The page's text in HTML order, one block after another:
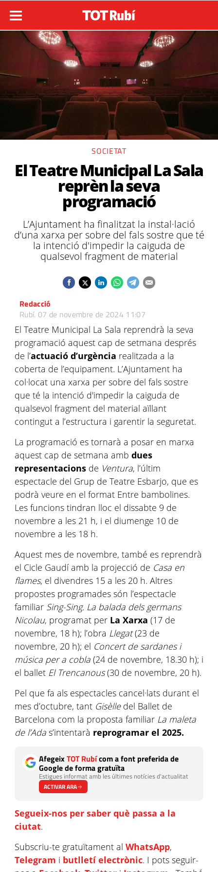
SOCIETAT
El Teatre Municipal La Sala
reprèn la seva
programació
L’Ajuntament ha finalitzat la instal·lació
d’una xarxa per sobre del fals sostre que té
la intenció d'impedir la caiguda de
qualsevol fragment de material
Redacció
Rubí. 07 de novembre de 2024 11:07
El Teatre Municipal La Sala reprendrà la seva
programació aquest cap de setmana després
de l’actuació d’urgència realitzada a la
coberta de l’equipament. L’Ajuntament ha
col·locat una xarxa per sobre del fals sostre
que té la intenció d'impedir la caiguda de
qualsevol fragment del material aïllant
contingut a l’estructura i garentir la seguretat.
La programació es tornarà a posar en marxa
aquest cap de setmana amb dues
representacions de Ventura, l’últim
espectacle del Grup de Teatre Esbarjo, que es
podrà veure en el format Entre bambolines.
Les funcions tindran lloc el dissabte 9 de
novembre a les 21 h, i el diumenge 10 de
novembre a les 18 h.
Aquest mes de novembre, també es reprendrà
el Cicle Gaudí amb la projecció de Casa en
flames, el divendres 15 a les 20 h. Altres
propostes programades són l’espectacle
familiar Sing-Sing. La balada dels germans
Nicolau, programat per La Xarxa (17 de
novembre, 18 h); l’obra Llegat(23 de
novembre, 20 h); el Concert de sardanes i
música per a cobla (24 de novembre, 18.30 h); i
el ballet El Trencanous(30 de novembre, 20 h).
Pel que fa als espectacles cancel·lats durant el
mes d’octubre, tant Gisèlle del Ballet de
Barcelona com la proposta familiar La maleta
de l’Ada s’intentarà reprogramar el 2025.
AfegeixTOT Rubícom a font preferida de
Google de forma gratuïta
Estigues informat amb les últimes notícies d'actualitat
ACTIVAR ARA
Segueix-nos per saber què passa a la
ciutat.
Subscriu-te gratuïtament al WhatsApp,
Telegram i butlletí electrònic. I pots seguir-